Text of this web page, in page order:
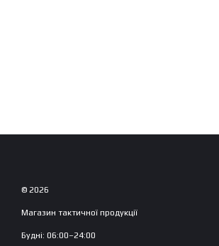
© 2026
Магазин тактичної продукції
Будні: 06:00–24:00